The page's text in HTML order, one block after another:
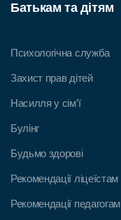
Батькам та дітям
Психологічна служба
Захист прав дітей
Насилля у сім’ї
Булінг
Будьмо здорові
Рекомендації ліцеїстам
Рекомендації педагогам